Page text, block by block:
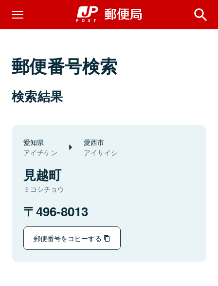
郵便番号検索
検索結果
愛知県
アイチケン
愛西市
アイサイシ
見越町
ミコシチョウ
496-8013
郵便番号をコピーする